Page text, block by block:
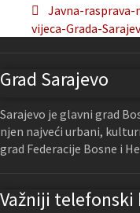
Javna-
vijeca-Grada-
Grad Sarajevo
Sarajevo je glavni grad
njen najveći urbani,
grad Federacije Bosne i
Važniji telefonski